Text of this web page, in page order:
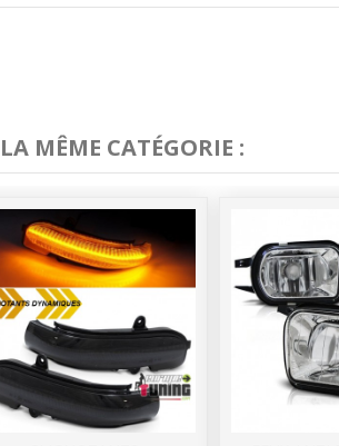
MÊME CATÉGORIE :